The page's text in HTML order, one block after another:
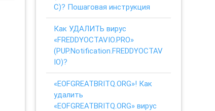
C)? Пошаговая инструкция
Как УДАЛИТЬ вирус
«FREDDYOCTAVIO.PRO»
(PUP.Notification.FREDDYOCTAV
IO)?
«EOFGREATBRITQ.ORG»! Как
удалить
«EOFGREATBRITQ.ORG» вирус